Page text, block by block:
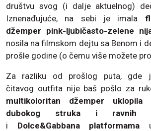
društvu svog (i dalje aktuelnog)
Iznenađujuće, na sebi je imala
džemper pink-ljubičasto-zelene
nosila na filmskom dejtu sa Benom i
prošle godine (o čemu više možete
Za razliku od prošlog puta, gde
čitavog outfita nije baš pošlo za
multikoloritan džemper uklopila
dubokog struka i ravnih
i Dolce&Gabbana platformama